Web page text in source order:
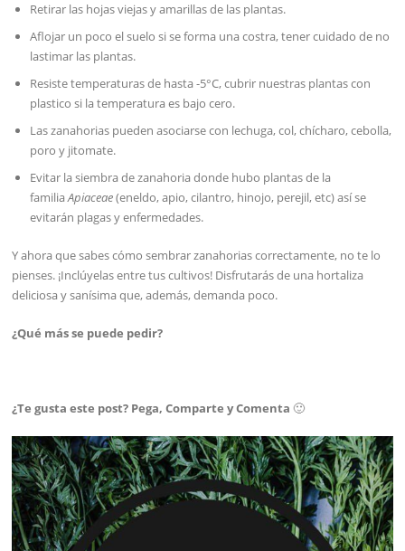
Retirar las hojas viejas y amarillas de las plantas.
Aflojar un poco el suelo si se forma una costra, tener cuidado de no
lastimar las plantas.
Resiste temperaturas de hasta -5°C, cubrir nuestras plantas con
plastico si la temperatura es bajo cero.
Las zanahorias pueden asociarse con lechuga, col, chícharo, cebolla,
poro y jitomate.
Evitar la siembra de zanahoria donde hubo plantas de la
familiaApiaceae(eneldo, apio, cilantro, hinojo, perejil, etc) así se
evitarán plagas y enfermedades.
Y ahora que sabes cómo sembrar zanahorias correctamente, no te lo
pienses. ¡Inclúyelas entre tus cultivos! Disfrutarás de una hortaliza
deliciosa y sanísima que, además, demanda poco.
¿Qué más se puede pedir?
¿Te gusta este post? Pega, Comparte y Comenta 🙂